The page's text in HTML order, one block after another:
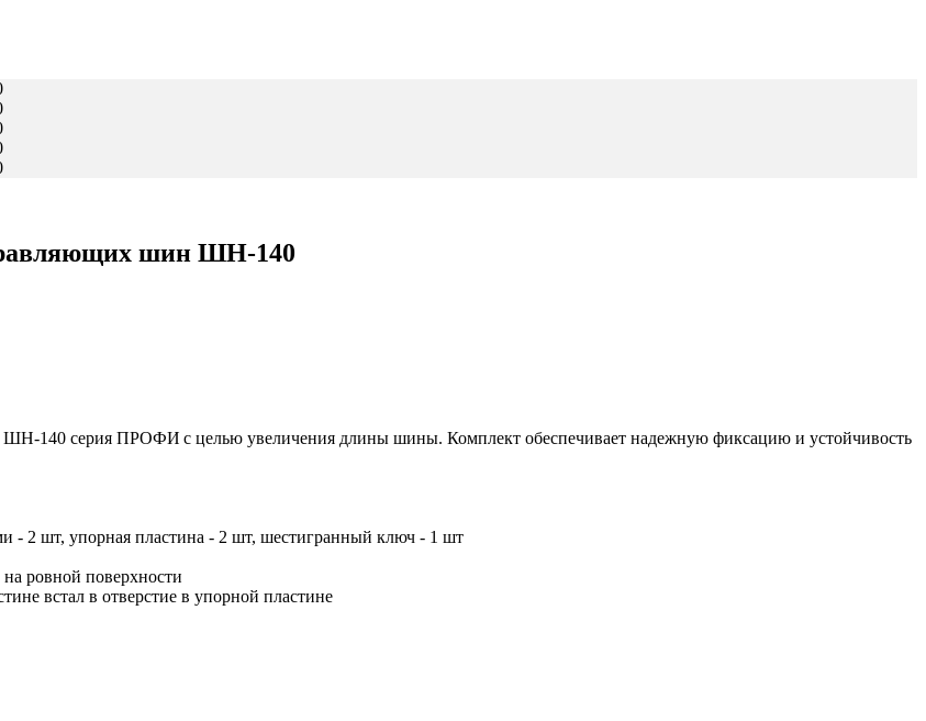
шин ШН-140
140 серия ПРОФИ с целью увеличения длины шины. Комплект обеспечивает надежную фиксацию и устойчивость
- 2 шт, упорная пластина - 2 шт, шестигранный ключ - 1 шт
ровной поверхности
встал в отверстие в упорной пластине